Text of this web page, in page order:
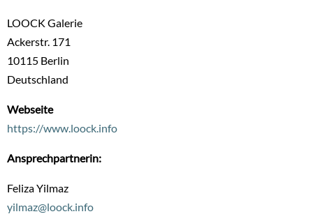
LOOCK Galerie
Ackerstr. 171
10115 Berlin
Deutschland
Webseite
https://www.loock.info
Ansprechpartnerin:
Feliza Yilmaz
yilmaz@loock.info